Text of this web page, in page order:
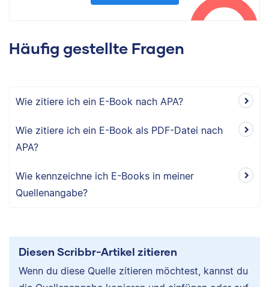
Häufig gestellte Fragen
Wie zitiere ich ein E-Book nach APA?
Wie zitiere ich ein E-Book als PDF-Datei nach
APA?
Wie kennzeichne ich E-Books in meiner
Quellenangabe?
Diesen Scribbr-Artikel zitieren
Wenn du diese Quelle zitieren möchtest, kannst du